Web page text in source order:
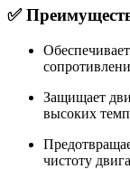
✅
Защищает
высоких
чистоту